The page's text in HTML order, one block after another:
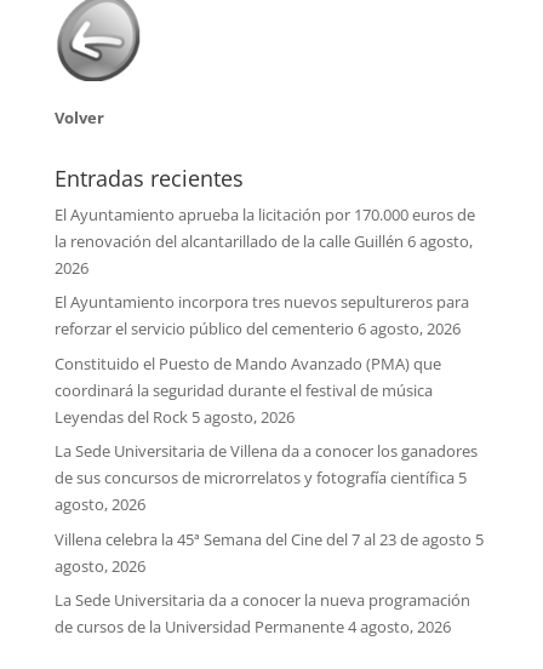
Volver
Entradas recientes
El Ayuntamiento aprueba la licitación por 170.000 euros de
la renovación del alcantarillado de la calle Guillén 6 agosto,
2026
El Ayuntamiento incorpora tres nuevos sepultureros para
reforzar el servicio público del cementerio 6 agosto, 2026
Constituido el Puesto de Mando Avanzado (PMA) que
coordinará la seguridad durante el festival de música
Leyendas del Rock 5 agosto, 2026
La Sede Universitaria de Villena da a conocer los ganadores
de sus concursos de microrrelatos y fotografía científica 5
agosto, 2026
Villena celebra la 45ª Semana del Cine del 7 al 23 de agosto 5
agosto, 2026
La Sede Universitaria da a conocer la nueva programación
de cursos de la Universidad Permanente4 agosto, 2026